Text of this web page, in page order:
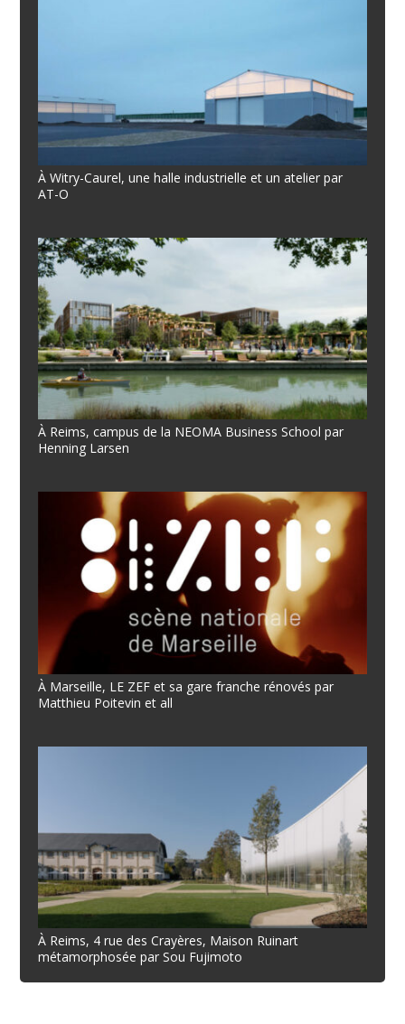
À Witry-Caurel, une halle industrielle et un atelier par
AT-O
À Reims, campus de la NEOMA Business School par
Henning Larsen
À Marseille, LE ZEF et sa gare franche rénovés par
Matthieu Poitevin et all
À Reims, 4 rue des Crayères, Maison Ruinart
métamorphosée par Sou Fujimoto